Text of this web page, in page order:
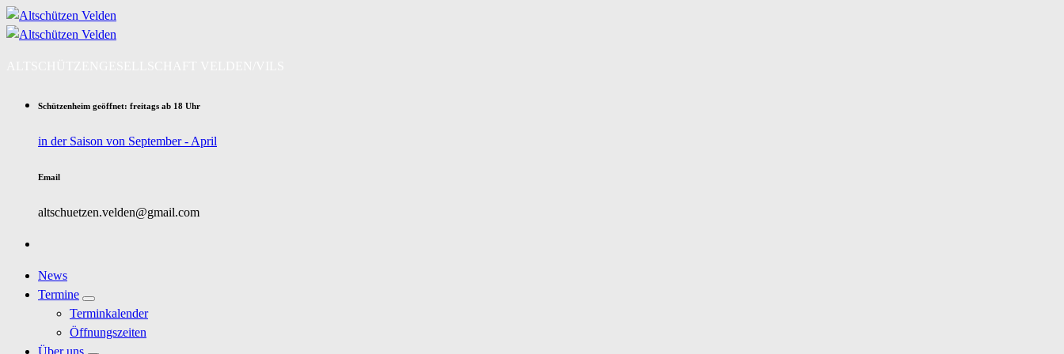
Zum
Inhalt
Schützenheim geöffnet: freitags ab 18 Uhr
in der Saison von September - April
Email
altschuetzen.velden@gmail.com
News
Termine
Terminkalender
Öffnungszeiten
Über uns